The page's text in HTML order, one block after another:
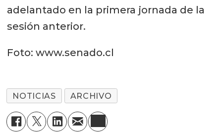
adelantado en la primera jornada de la
sesión anterior.
Foto: www.senado.cl
NOTICIAS ARCHIVO